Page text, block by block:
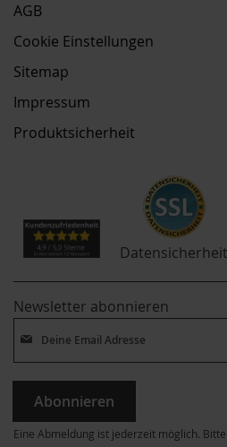
AGB
Cookie Einstellungen
Sitemap
Impressum
Produktsicherheit
Datensicherheit
Newsletter abonnieren
Abonnieren
Eine Abmeldung ist jederzeit möglich.